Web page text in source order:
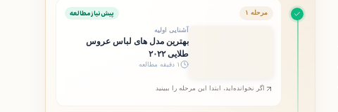
مرحله ۱ پیش‌نیاز مطالعه
آشنایی اولیه
بهترین مدل های لباس عروس
طلایی ۲۰۲۲
۱ دقیقه مطالعه
اگر نخوانده‌اید، ابتدا این مرحله را ببینید